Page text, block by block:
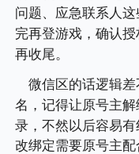
问题、应急联系人
完再登游戏，确认
再收尾。
微信区的话逻辑
名，记得让原号主
录，不然以后容易有
改绑定需要原号主配